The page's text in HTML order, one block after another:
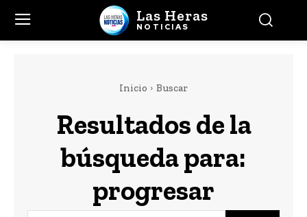
Las Heras
NOTICIAS
Inicio Buscar
Resultados de la
búsqueda para:
progresar